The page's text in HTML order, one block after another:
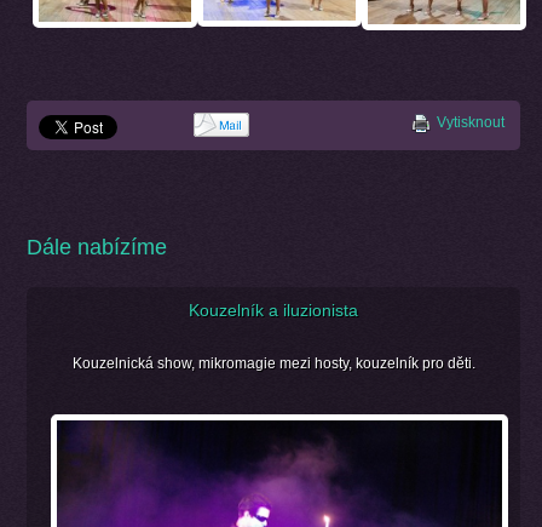
Vytisknout
Dále nabízíme
Kouzelník a iluzionista
Kouzelnická show, mikromagie mezi hosty, kouzelník pro děti.